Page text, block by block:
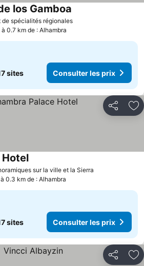
de spécialités régionales
los Gamboa
à 0.7 km de : Alhambra
sites Consulter les prix
Partager
sur la ville et la Sierra
Hotel
à 0.3 km de : Alhambra
sites Consulter les prix
Partager